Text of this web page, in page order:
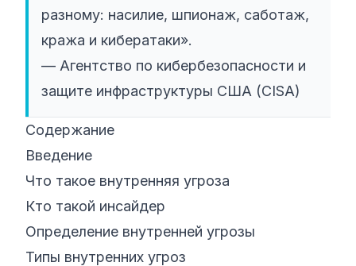
разному: насилие, шпионаж, саботаж,
кража и кибератаки».
— Агентство по кибербезопасности и
защите инфраструктуры США (CISA)
Содержание
Введение
Что такое внутренняя угроза
Кто такой инсайдер
Определение внутренней угрозы
Типы внутренних угроз